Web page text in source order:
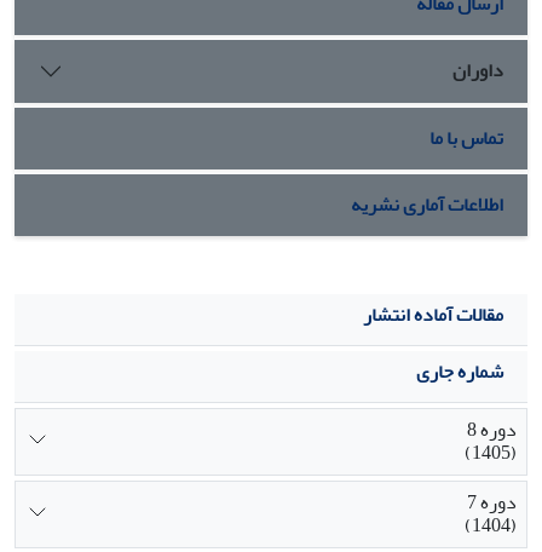
داوران
تماس با ما
اطلاعات آماری نشریه
مقالات آماده انتشار
شماره جاری
دوره 8
(1405)
دوره 7
(1404)